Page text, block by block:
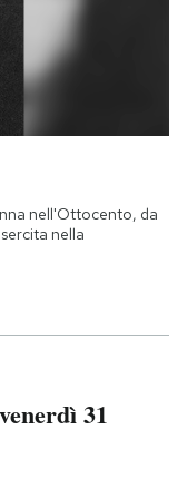
nell'Ottocento, da
nella
31